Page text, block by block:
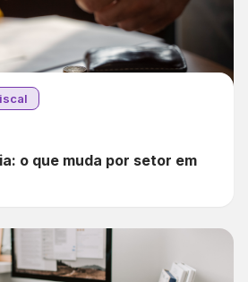
o que muda por setor em